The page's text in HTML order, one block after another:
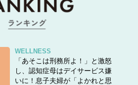
WELLNESS
「あそこは刑務所よ！」と激怒
し、認知症母はデイサービス嫌
いに！息子夫婦が「よかれと思